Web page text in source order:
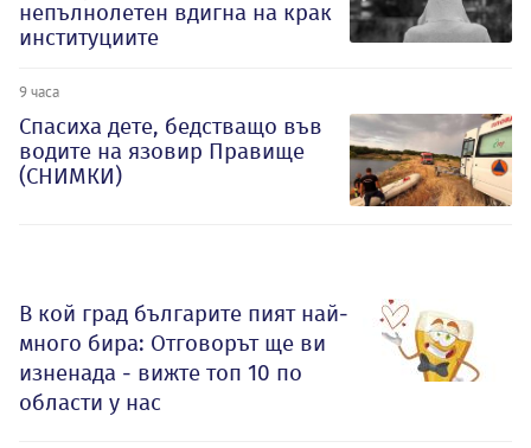
непълнолетен вдигна на крак
институциите
9 часа
Спасиха дете, бедстващо във
водите на язовир Правище
(СНИМКИ)
В кой град българите пият най-
много бира: Отговорът ще ви
изненада - вижте топ 10 по
области у нас